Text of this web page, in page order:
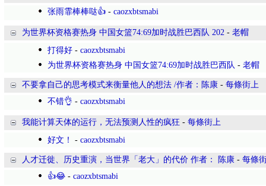
张雨霏棒棒哒👍 - caozxbtsmabi
为世界杯资格赛热身 中国女篮74:69加时战胜巴西队 202 - 老帽
打得好 - caozxbtsmabi
为世界杯资格赛热身 中国女篮74:69加时战胜巴西队 - 老帽
不要拿自己的思考模式来衡量他人的想法 /作者：陈康 - 每條街上
不错👌 - caozxbtsmabi
我能计算天体的运行，无法预测人性的疯狂 - 每條街上
好文！
- caozxbtsmabi
人才迁徙、历史重演，当世界「老大」的代价 作者： 陈康 - 每條
👍😂 - caozxbtsmabi